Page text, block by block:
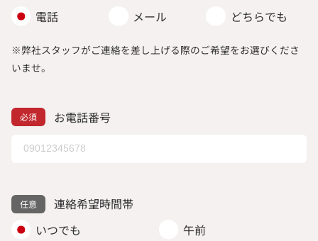
電話
メール どちらでも
※弊社スタッフがご連絡を差し上げる際のご希望をお選びくださ
いませ。
お電話番号
連絡希望時間帯
いつでも
午前